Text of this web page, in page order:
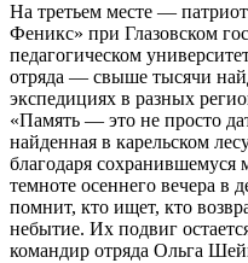
На третьем месте —
Феникс» при Глазовском
педагогическом
отряда — ​свыше тысячи
экспедициях в разных
«Память — ​это не просто
найденная в карельском
благодаря сохранившемуся
темноте осеннего вечера в
помнит, кто ищет, кто
небытие. Их подвиг
командир отряда Ольга